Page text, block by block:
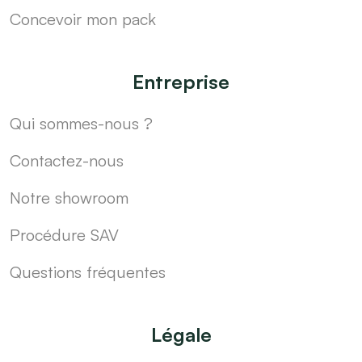
Concevoir mon pack
Entreprise
Qui sommes-nous ?
Contactez-nous
Notre showroom
Procédure SAV
Questions fréquentes
Légale